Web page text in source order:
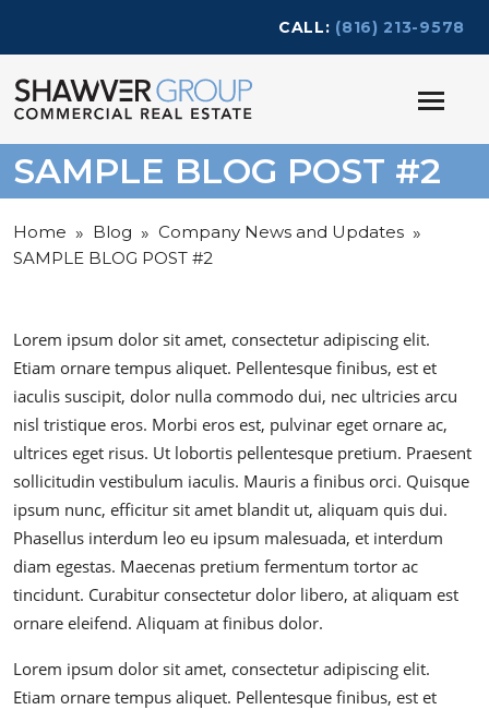
CALL: (816) 213-9578
SAMPLE BLOG POST #2
Home » Blog » Company News and Updates »
SAMPLE BLOG POST #2
Lorem ipsum dolor sit amet, consectetur adipiscing elit.
Etiam ornare tempus aliquet. Pellentesque finibus, est et
iaculis suscipit, dolor nulla commodo dui, nec ultricies arcu
nisl tristique eros. Morbi eros est, pulvinar eget ornare ac,
ultrices eget risus. Ut lobortis pellentesque pretium. Praesent
sollicitudin vestibulum iaculis. Mauris a finibus orci. Quisque
ipsum nunc, efficitur sit amet blandit ut, aliquam quis dui.
Phasellus interdum leo eu ipsum malesuada, et interdum
diam egestas. Maecenas pretium fermentum tortor ac
tincidunt. Curabitur consectetur dolor libero, at aliquam est
ornare eleifend. Aliquam at finibus dolor.
Lorem ipsum dolor sit amet, consectetur adipiscing elit.
Etiam ornare tempus aliquet. Pellentesque finibus, est et